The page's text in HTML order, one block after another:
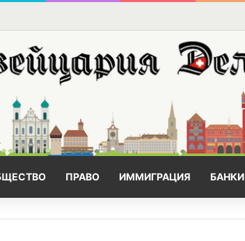
ПРАВО ИММИГРАЦИЯ БАНКИ